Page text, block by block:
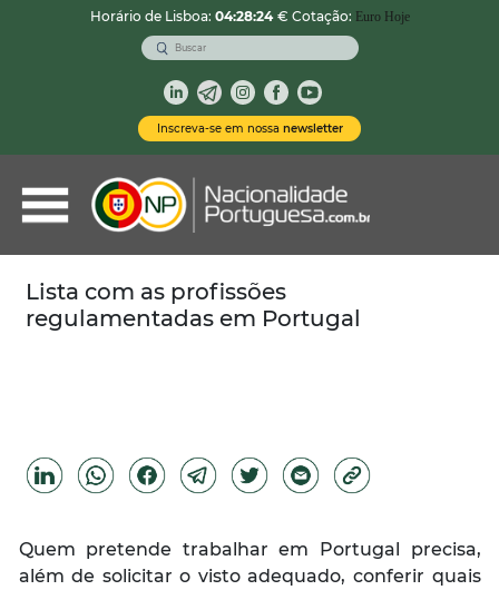
Horário de Lisboa: 04:28:25 € Cotação: Euro Hoje
Inscreva-se em nossa newsletter
Nacionalidade Portuguesa
Vistos de Residência
Imóveis em Portugal
Demais Serviços
Lista com as profissões
regulamentadas em Portugal
Quem pretende trabalhar em Portugal precisa,
além de solicitar o visto adequado, conferir quais